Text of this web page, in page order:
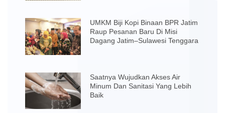
UMKM Biji Kopi Binaan BPR Jatim
Raup Pesanan Baru Di Misi
Dagang Jatim–Sulawesi Tenggara
Saatnya Wujudkan Akses Air
Minum Dan Sanitasi Yang Lebih
Baik